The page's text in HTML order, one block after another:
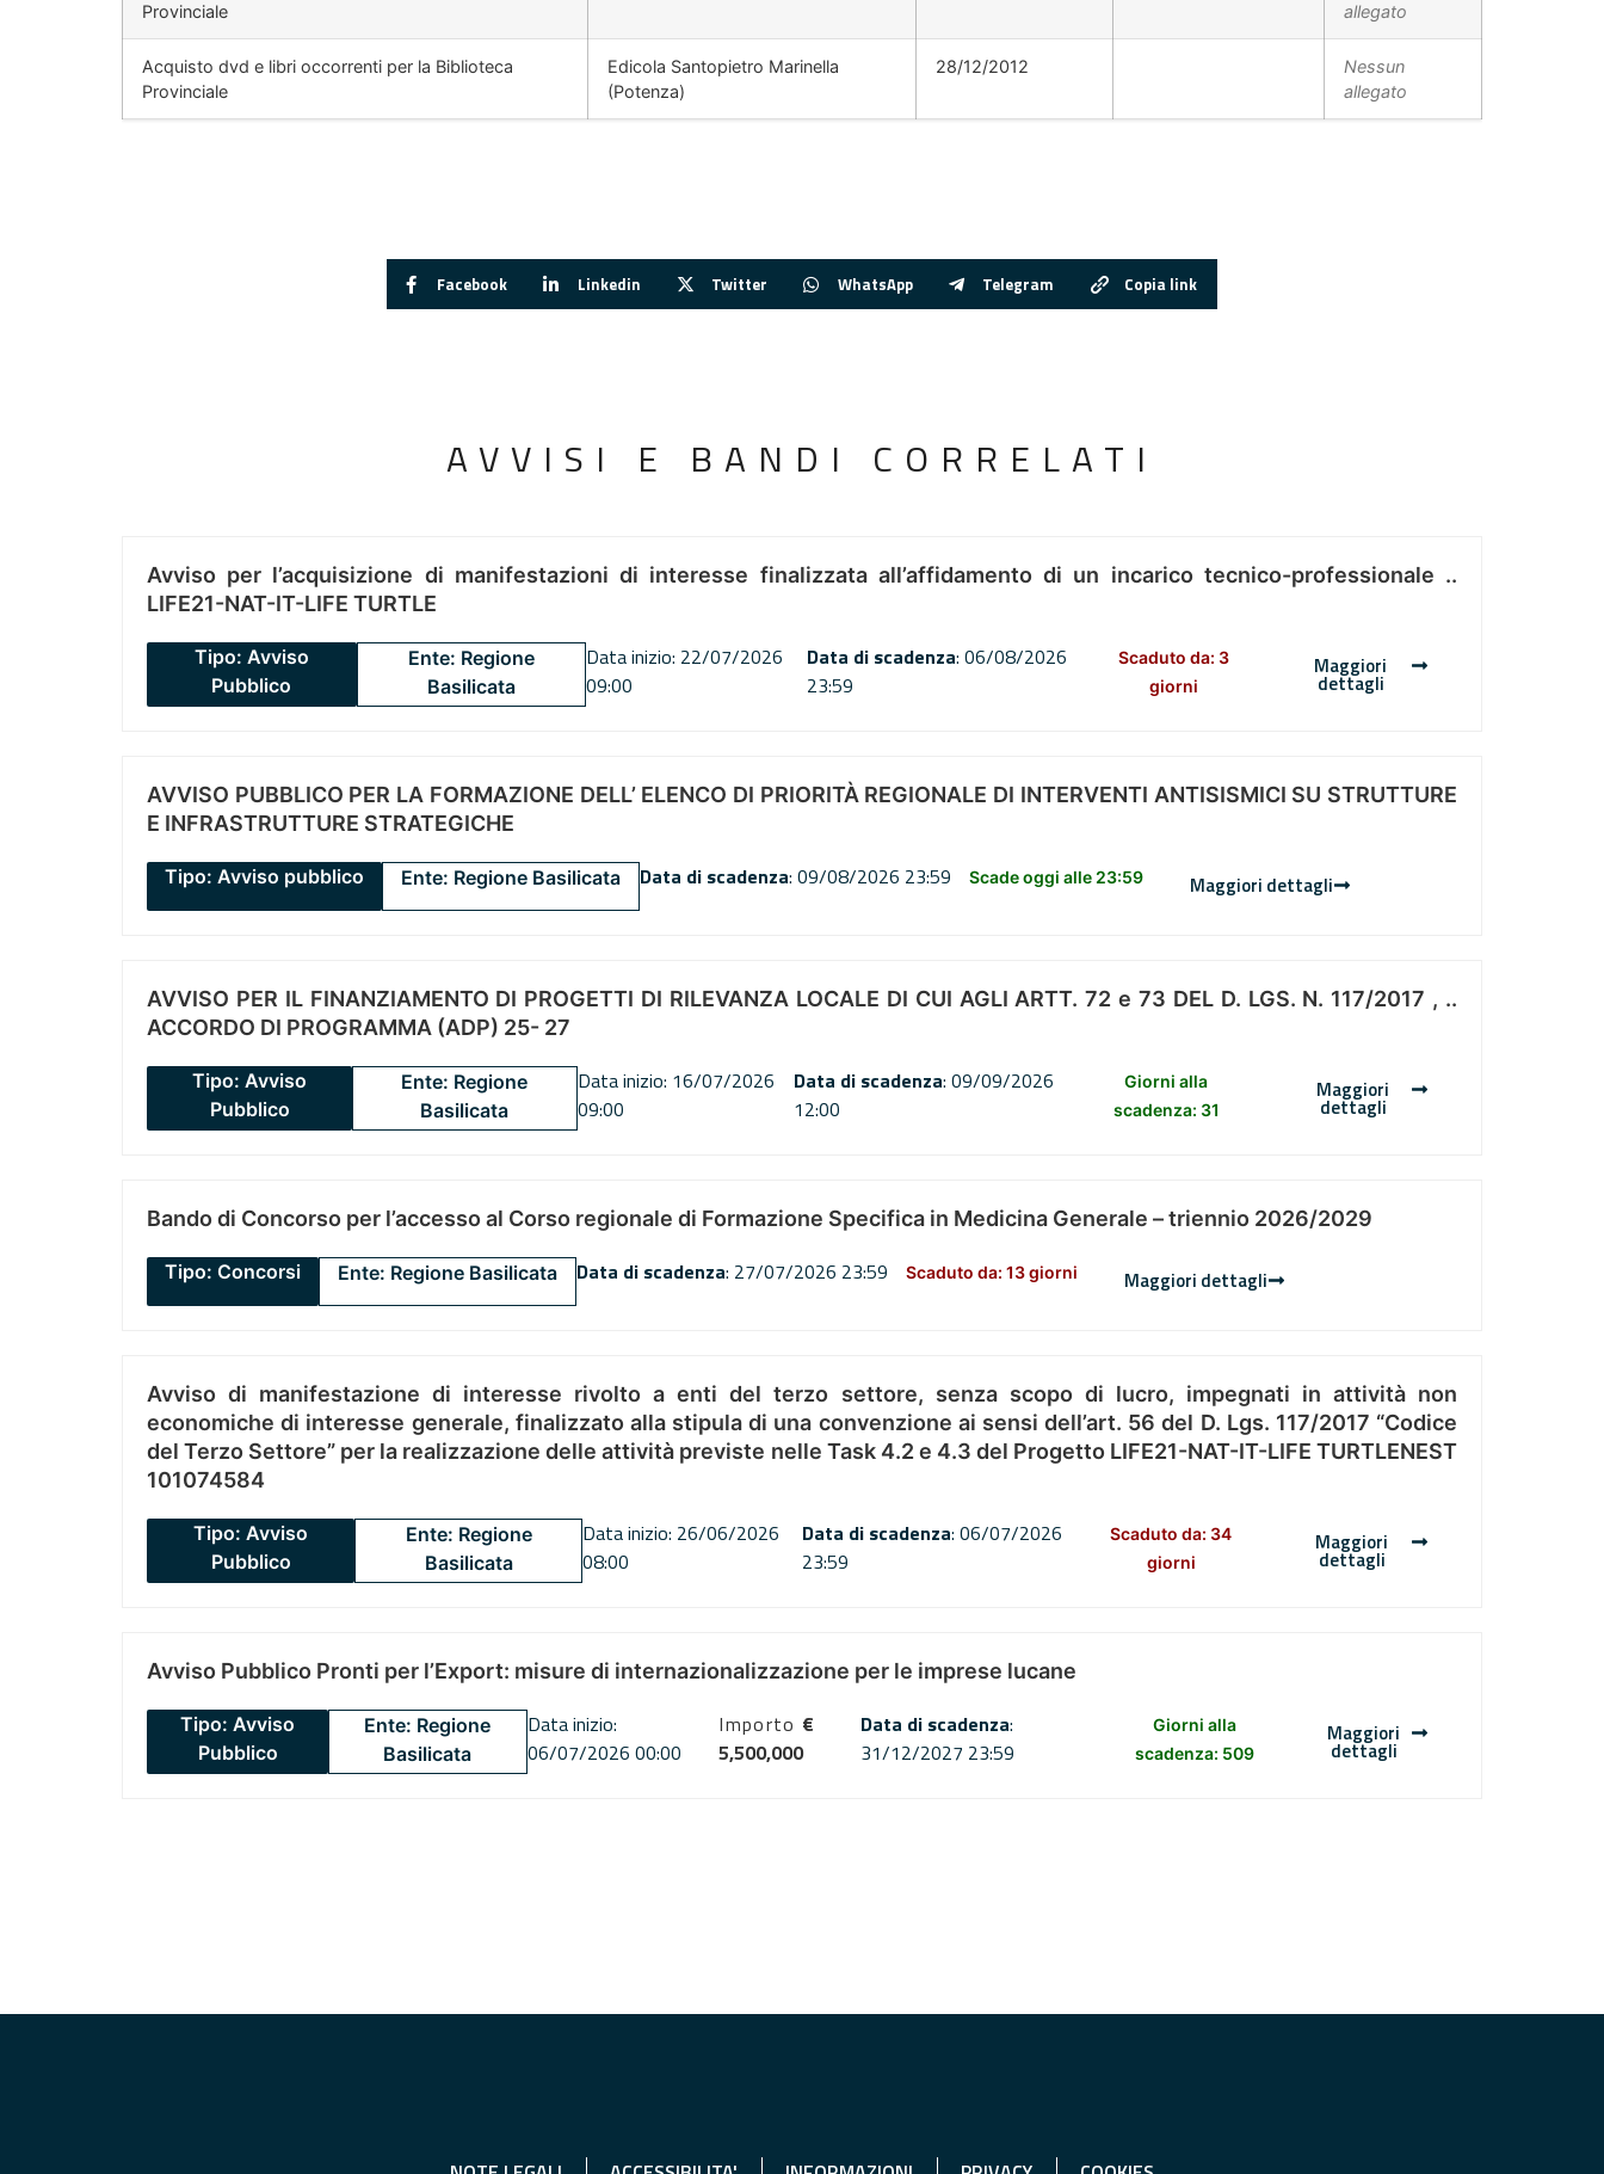
Provinciale
allegato
Acquisto dvd e libri occorrenti per la Biblioteca
Provinciale
Edicola Santopietro Marinella
(Potenza)
28/12/2012
Nessun
allegato
Facebook Linkedin Twitter WhatsApp Telegram Copia link
AVVISI E BANDI CORRELATI
Avviso per l’acquisizione di manifestazioni di interesse finalizzata all’affidamento di un incarico tecnico-professionale ..
LIFE21-NAT-IT-LIFE TURTLE
Tipo: Avviso
Pubblico
Ente: Regione
Basilicata
Data inizio: 22/07/2026
09:00
Data di scadenza: 06/08/2026
23:59
Scaduto da: 3
giorni
Maggiori
dettagli
AVVISO PUBBLICO PER LA FORMAZIONE DELL’ ELENCO DI PRIORITÀ REGIONALE DI INTERVENTI ANTISISMICI SU STRUTTURE
E INFRASTRUTTURE STRATEGICHE
Tipo: Avviso pubblico Ente: Regione Basilicata Data di scadenza: 09/08/2026 23:59 Scade oggi alle 23:59 Maggiori dettagli
AVVISO PER IL FINANZIAMENTO DI PROGETTI DI RILEVANZA LOCALE DI CUI AGLI ARTT. 72 e 73 DEL D. LGS. N. 117/2017 , ..
ACCORDO DI PROGRAMMA (ADP) 25- 27
Tipo: Avviso
Pubblico
Ente: Regione
Basilicata
Data inizio: 16/07/2026
09:00
Data di scadenza: 09/09/2026
12:00
Giorni alla
scadenza: 31
Maggiori
dettagli
Bando di Concorso per l’accesso al Corso regionale di Formazione Specifica in Medicina Generale – triennio 2026/2029
Tipo: Concorsi Ente: Regione Basilicata Data di scadenza: 27/07/2026 23:59 Scaduto da: 13 giorni Maggiori dettagli
Avviso di manifestazione di interesse rivolto a enti del terzo settore, senza scopo di lucro, impegnati in attività non
economiche di interesse generale, finalizzato alla stipula di una convenzione ai sensi dell’art. 56 del D. Lgs. 117/2017 “Codice
del Terzo Settore” per la realizzazione delle attività previste nelle Task 4.2 e 4.3 del Progetto LIFE21-NAT-IT-LIFE TURTLENEST
101074584
Tipo: Avviso
Pubblico
Ente: Regione
Basilicata
Data inizio: 26/06/2026
08:00
Data di scadenza: 06/07/2026
23:59
Scaduto da: 34
giorni
Maggiori
dettagli
Avviso Pubblico Pronti per l’Export: misure di internazionalizzazione per le imprese lucane
Tipo: Avviso
Pubblico
Ente: Regione
Basilicata
Data inizio:
06/07/2026 00:00
Importo €
5,500,000
Data di scadenza:
31/12/2027 23:59
Giorni alla
scadenza: 509
Maggiori
dettagli